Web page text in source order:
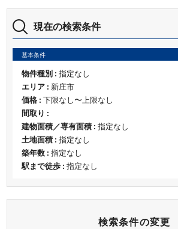
検索条件の変更
現在の検索条件
基本条件
物件種別 : 指定なし
エリア : 新庄市
価格 : 下限なし〜上限なし
間取り :
建物面積／専有面積 : 指定なし
土地面積 : 指定なし
築年数 : 指定なし
駅まで徒歩 : 指定なし